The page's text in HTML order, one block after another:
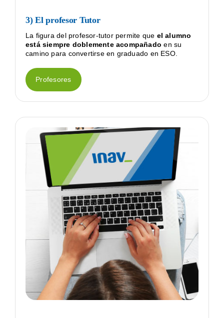
3) El profesor Tutor
La figura del profesor-tutor permite que el alumno
está siempre doblemente acompañadoen su
camino para convertirse en graduado en ESO.
Profesores